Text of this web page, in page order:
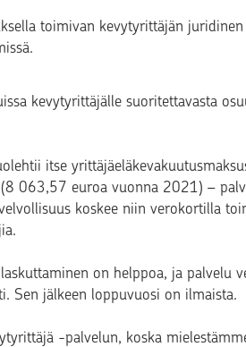
toimivan kevytyrittäjän
kevytyrittäjälle suoritettavasta
itse
063,57 euroa vuonna 2021) –
velvollisuus koskee niin verokortilla
on helppoa, ja palvelu
Sen jälkeen loppuvuosi on ilmaista.
-palvelun, koska